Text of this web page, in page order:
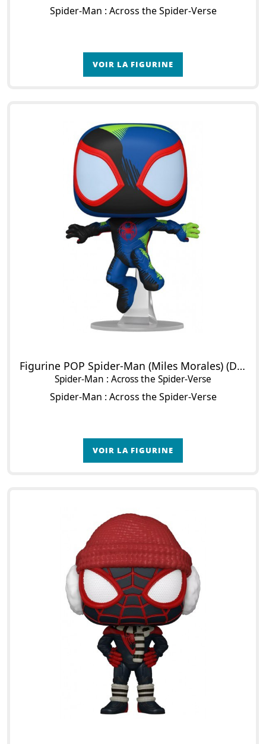
Spider-Man : Across the Spider-Verse
VOIR LA FIGURINE
Figurine POP Spider-Man (Miles Morales) (Deco)
Spider-Man : Across the Spider-Verse
Spider-Man : Across the Spider-Verse
VOIR LA FIGURINE